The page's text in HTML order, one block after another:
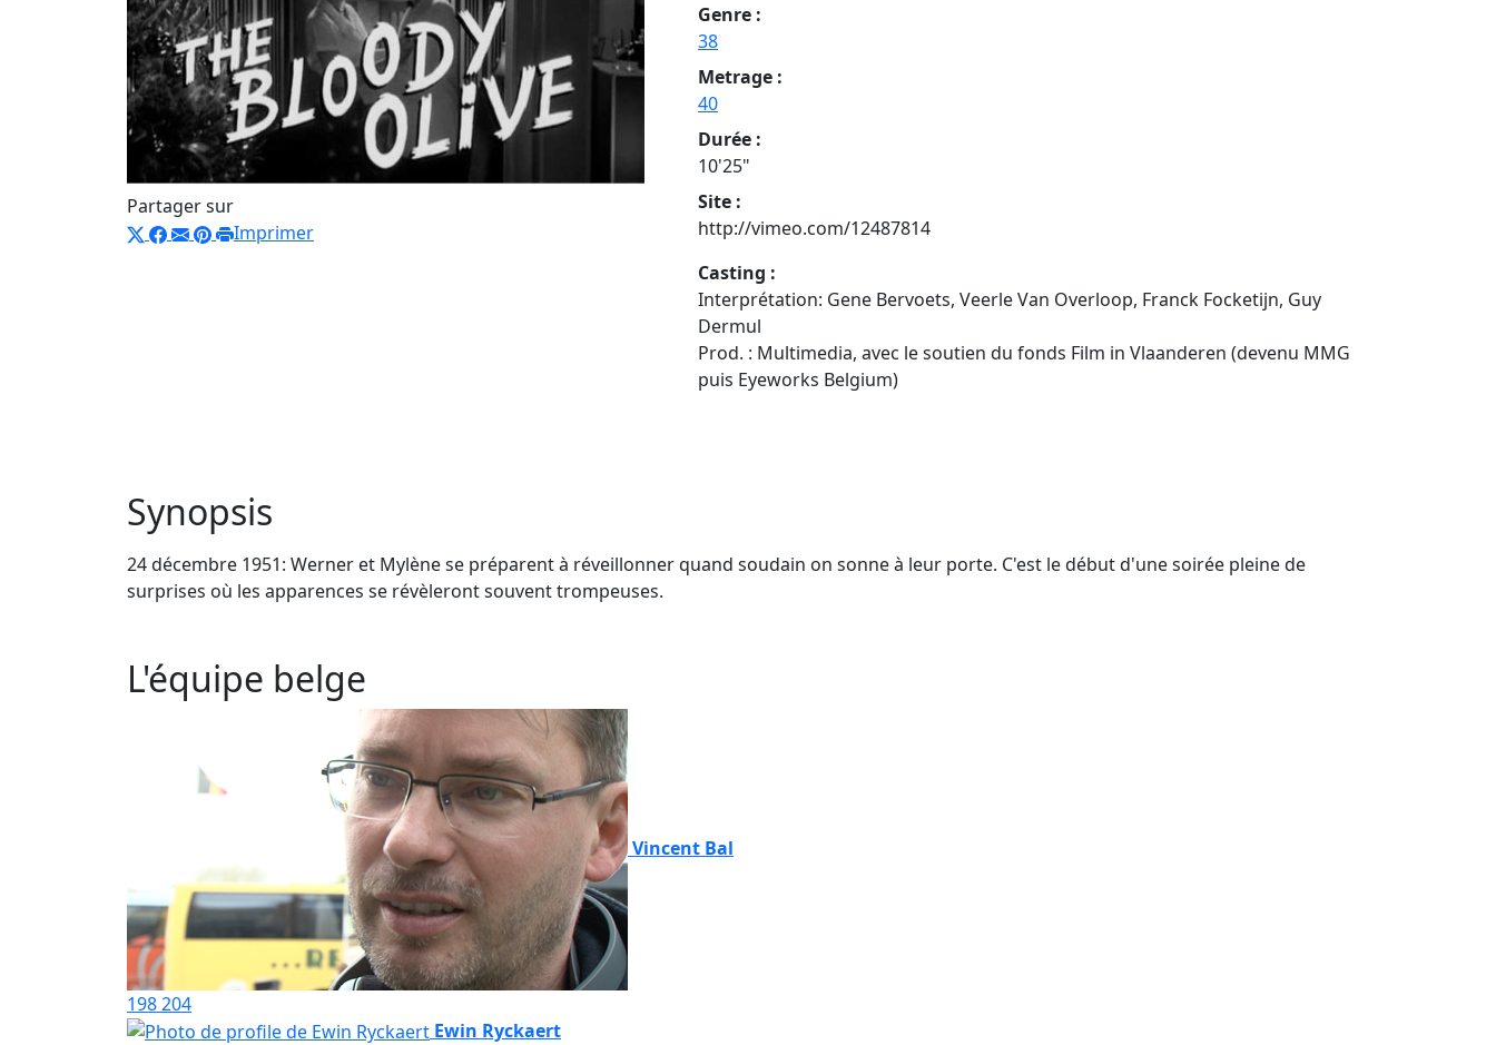
Partager sur
Imprimer
Genre :
38
Metrage :
40
Durée :
10'25"
Site :
http://vimeo.com/12487814
Casting :
Interprétation: Gene Bervoets, Veerle Van Overloop, Franck Focketijn, Guy
Dermul
Prod. : Multimedia, avec le soutien du fonds Film in Vlaanderen (devenu MMG
puis Eyeworks Belgium)
Synopsis
24 décembre 1951: Werner et Mylène se préparent à réveillonner quand soudain on sonne à leur porte. C'est le début d'une soirée pleine de
surprises où les apparences se révèleront souvent trompeuses.
L'équipe belge
Vincent Bal
198204
Ewin Ryckaert